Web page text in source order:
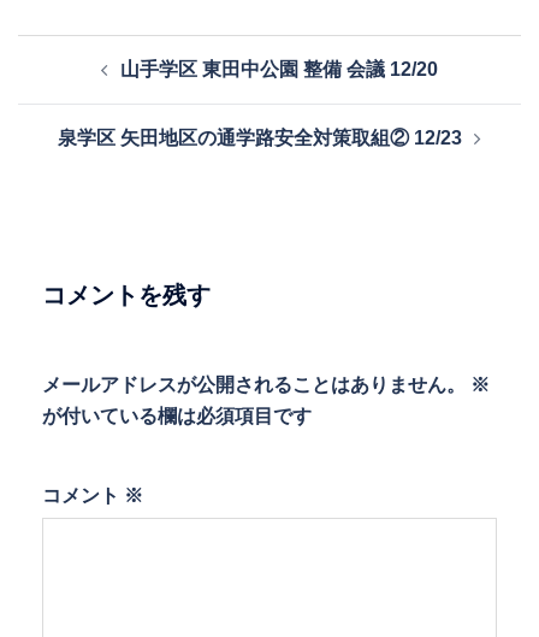
ョ
山手学区 東田中公園 整備 会議 12/20
泉学区 矢田地区の通学路安全対策取組② 12/23
コメントを残す
メールアドレスが公開されることはありません。
※
が付いている欄は必須項目です
コメント ※